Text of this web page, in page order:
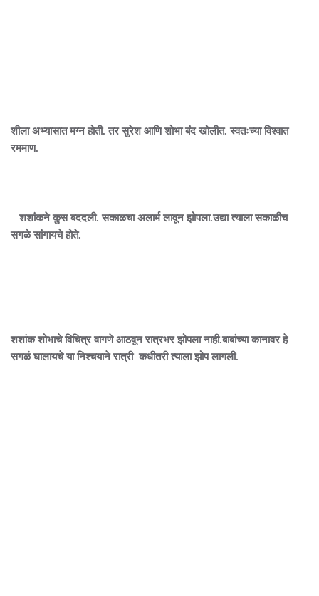
शीला अभ्यासात मग्न होती. तर सुरेश आणि शोभा बंद खोलीत. स्वतःच्या विश्वात
रममाण.
शशांकने कुस बददली. सकाळचा अलार्म लावून झोपला.उद्या त्याला सकाळीच
सगळे सांगायचे होते.
शशांक शोभाचे विचित्र वागणे आठवून रात्रभर झोपला नाही.बाबांच्या कानावर हे
सगळं घालायचे या निश्चयाने रात्री कधीतरी त्याला झोप लागली.